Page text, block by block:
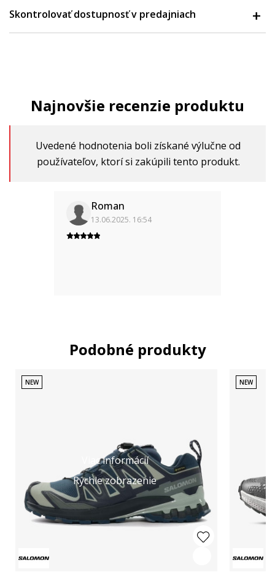
Skontrolovať dostupnosť v predajniach
Najnovšie recenzie produktu
Uvedené hodnotenia boli získané výlučne od
používateľov, ktorí si zakúpili tento produkt.
Roman
13.06.2025. 16:54
Podobné produkty
Viac informácií
Rýchle zobrazenie
NEW NEW